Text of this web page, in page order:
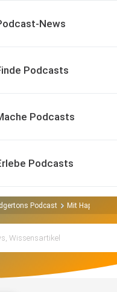
News
Podcasts
Podcasts
Podcasts
Podcast Mit Happy